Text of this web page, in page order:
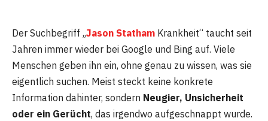
Der Suchbegriff „Jason Statham Krankheit“ taucht seit
Jahren immer wieder bei Google und Bing auf. Viele
Menschen geben ihn ein, ohne genau zu wissen, was sie
eigentlich suchen. Meist steckt keine konkrete
Information dahinter, sondern Neugier, Unsicherheit
oder ein Gerücht, das irgendwo aufgeschnappt wurde.